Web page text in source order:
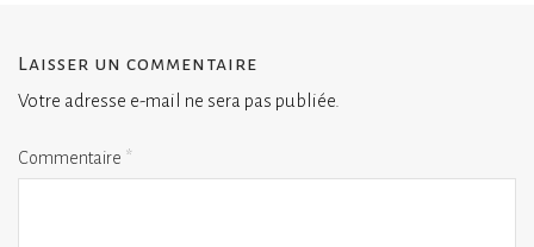
Laisser un commentaire
Votre adresse e-mail ne sera pas publiée.
Commentaire *